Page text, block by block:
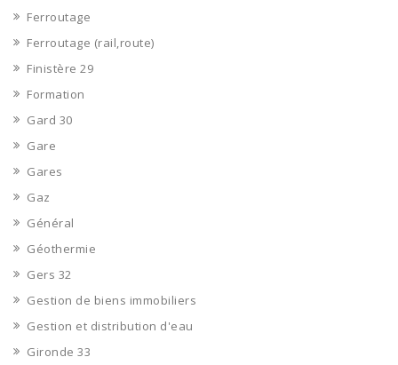
Ferroutage
Ferroutage (rail,route)
Finistère 29
Formation
Gard 30
Gare
Gares
Gaz
Général
Géothermie
Gers 32
Gestion de biens immobiliers
Gestion et distribution d'eau
Gironde 33